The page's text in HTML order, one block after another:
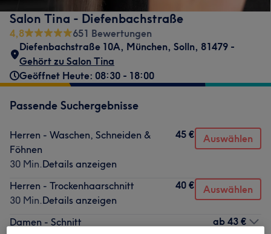
Salon Tina - Diefenbachstraße
4,8
651 Bewertungen
Diefenbachstraße 10A, München, Solln, 81479 -
Gehört zu Salon Tina
Geöffnet Heute: 08:30 - 18:00
Passende Suchergebnisse
Herren - Waschen, Schneiden &
Föhnen
30 Min.Details anzeigen
45 € Auswählen
Herren - Trockenhaarschnitt
30 Min.Details anzeigen
40 € Auswählen
Damen - Schnitt
ab 43 €